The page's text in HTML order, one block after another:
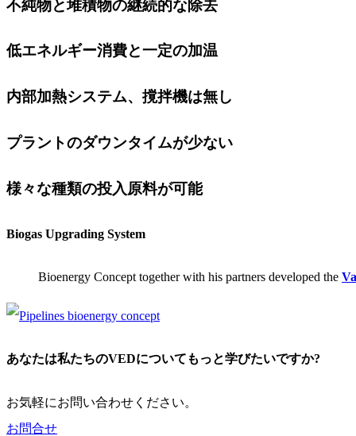
不純物と堆積物の継続的な除去
低エネルギー消費と一定の加温
内部加熱システム、撹拌機は無し
プラントのダウンタイムが少ない
様々な種類の投入原料が可能
Biogas Upgrading System
Bioenergy Concept together with his partners developed the
あなたは私たちのVEDについてもっと学びたいですか?
お気軽にお問い合わせください。
お問合せ